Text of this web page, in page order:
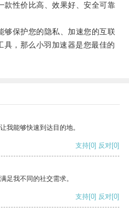
性价比高、效果好、安全可靠
保护您的隐私、加速您的互联
具，那么小羽加速器是您最佳的
我能够快速到达目的地。
支持[0] 反对[0]
足我不同的社交需求。
支持[0] 反对[0]